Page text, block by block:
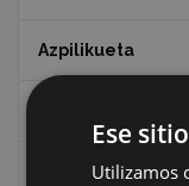
Azpilikueta
Centro de
Ese
Utilizamos